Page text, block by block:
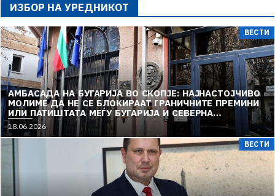
ИЗБОР НА УРЕДНИКОТ
ВЕСТИ
АМБАСАДА НА БУГАРИЈА ВО СКОПЈЕ: НАЈНАСТОЈЧИВО
МОЛИМЕ ДА НЕ СЕ БЛОКИРААТ ГРАНИЧНИТЕ ПРЕМИНИ
ИЛИ ПАТИШТАТА МЕЃУ БУГАРИЈА И СЕВЕРНА
МАКЕДОНИЈА
18.06.2026
ВЕСТИ